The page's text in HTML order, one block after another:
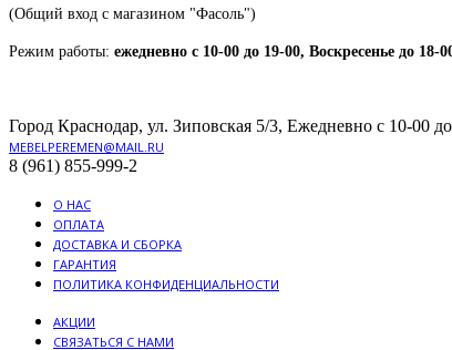
(Общий вход с магазином "Фасоль")
Режим работы: ежедневно с 10-00 до 19-00, Воскресенье до 18-
Город Краснодар, ул. Зиповская 5/3, Ежедневно с 10-00
MEBELPEREMEN@MAIL.RU
8 (961) 855-999-2
О НАС
ОПЛАТА
ДОСТАВКА И СБОРКА
ГАРАНТИЯ
ПОЛИТИКА КОНФИДЕНЦИАЛЬНОСТИ
АКЦИИ
СВЯЗАТЬСЯ С НАМИ